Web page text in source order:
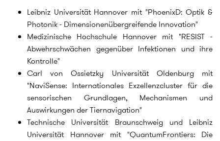
Leibniz Universität Hannover mit "PhoenixD: Optik &
Photonik - Dimensionenübergreifende Innovation"
Medizinische Hochschule Hannover mit "RESIST -
Abwehrschwächen gegenüber Infektionen und ihre
Kontrolle"
Carl von Ossietzky Universität Oldenburg mit
"NaviSense: Internationales Exzellenzcluster für die
sensorischen Grundlagen, Mechanismen und
Auswirkungen der Tiernavigation"
Technische Universität Braunschweig und Leibniz
Universität Hannover mit "QuantumFrontiers: Die